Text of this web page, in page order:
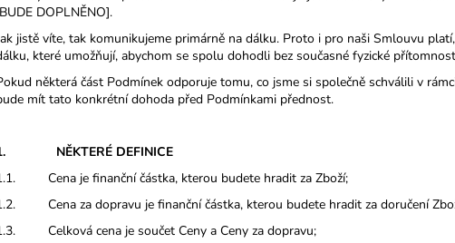
DOPLNĚNO].
jistě víte, tak komunikujeme primárně na dálku. Proto i pro naši Smlouvu
které umožňují, abychom se spolu dohodli bez současné fyzické
některá část Podmínek odporuje tomu, co jsme si společně schválili v
mít tato konkrétní dohoda před Podmínkami přednost.
NĚKTERÉ DEFINICE
Cena je finanční částka, kterou budete hradit za Zboží;
Cena za dopravu je finanční částka, kterou budete hradit za doručení
Celková cena je součet Ceny a Ceny za dopravu;
Doporučujeme